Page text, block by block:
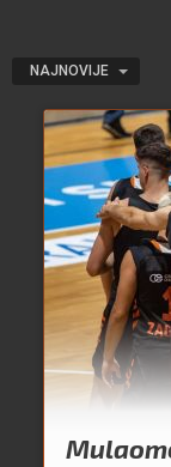
NAJNOVIJE